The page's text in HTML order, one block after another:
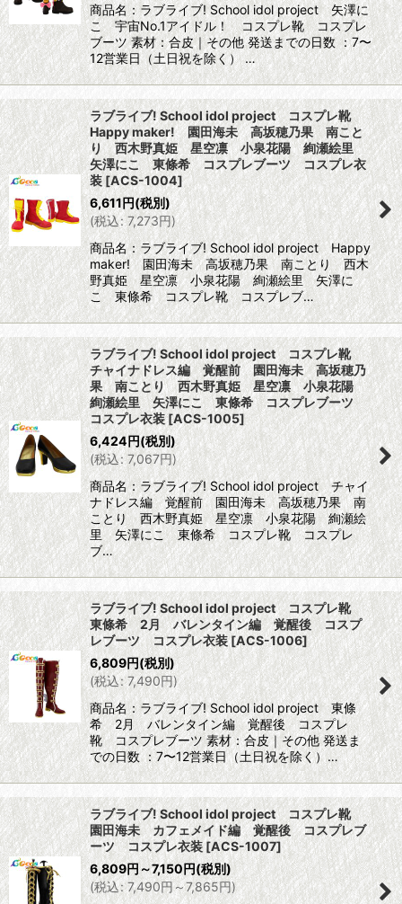
商品名：ラブライブ! School idol project 矢澤に
こ 宇宙No.1アイドル！ コスプレ靴 コスプレ
ブーツ 素材：合皮｜その他 発送までの日数 ：7〜
12営業日（土日祝を除く） …
ラブライブ! School idol project コスプレ靴
Happy maker! 園田海未 高坂穂乃果 南こと
り 西木野真姫 星空凛 小泉花陽 絢瀬絵里
矢澤にこ 東條希 コスプレブーツ コスプレ衣
装 [ACS-1004]
6,611円(税別)
(税込: 7,273円)
商品名：ラブライブ! School idol project Happy
maker! 園田海未 高坂穂乃果 南ことり 西木
野真姫 星空凛 小泉花陽 絢瀬絵里 矢澤に
こ 東條希 コスプレ靴 コスプレブ…
ラブライブ! School idol project コスプレ靴
チャイナドレス編 覚醒前 園田海未 高坂穂乃
果 南ことり 西木野真姫 星空凛 小泉花陽
絢瀬絵里 矢澤にこ 東條希 コスプレブーツ
コスプレ衣装 [ACS-1005]
6,424円(税別)
(税込: 7,067円)
商品名：ラブライブ! School idol project チャイ
ナドレス編 覚醒前 園田海未 高坂穂乃果 南
ことり 西木野真姫 星空凛 小泉花陽 絢瀬絵
里 矢澤にこ 東條希 コスプレ靴 コスプレ
ブ…
ラブライブ! School idol project コスプレ靴
東條希 2月 バレンタイン編 覚醒後 コスプ
レブーツ コスプレ衣装[ACS-1006]
6,809円(税別)
(税込: 7,490円)
商品名：ラブライブ! School idol project 東條
希 2月 バレンタイン編 覚醒後 コスプレ
靴 コスプレブーツ 素材：合皮｜その他 発送ま
での日数 ：7〜12営業日（土日祝を除く）…
ラブライブ! School idol project コスプレ靴
園田海未 カフェメイド編 覚醒後 コスプレブ
ーツ コスプレ衣装[ACS-1007]
6,809円～7,150円(税別)
(税込: 7,490円～7,865円)